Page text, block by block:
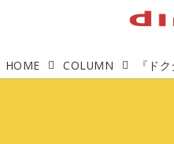
HOME COLUMN